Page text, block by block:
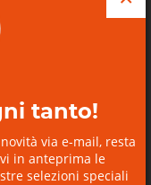
tanto!
via e-mail, resta
in anteprima le
selezioni speciali